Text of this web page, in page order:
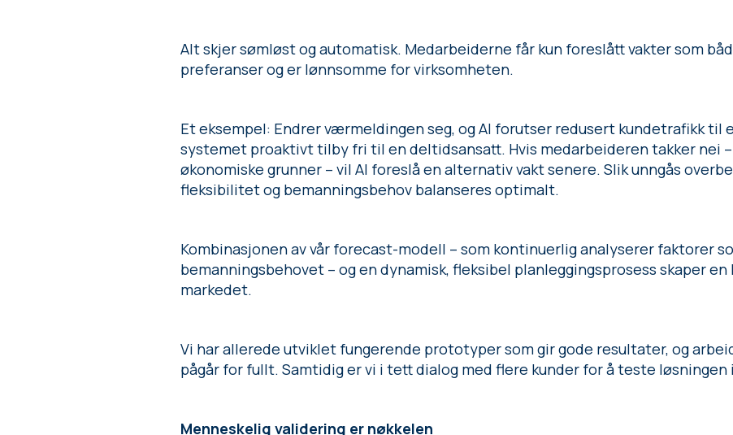
Alt skjer sømløst og automatisk. Medarbeiderne får kun foreslått vakter som
preferanser og er lønnsomme for virksomheten.
Et eksempel: Endrer værmeldingen seg, og AI forutser redusert kundetrafikk til
systemet proaktivt tilby fri til en deltidsansatt. Hvis medarbeideren takker nei
økonomiske grunner – vil AI foreslå en alternativ vakt senere. Slik unngås
fleksibilitet og bemanningsbehov balanseres optimalt.
Kombinasjonen av vår forecast-modell – som kontinuerlig analyserer faktorer
bemanningsbehovet – og en dynamisk, fleksibel planleggingsprosess skaper
markedet.
Vi har allerede utviklet fungerende prototyper som gir gode resultater, og
pågår for fullt. Samtidig er vi i tett dialog med flere kunder for å teste løsningen
Menneskelig validering er nøkkelen